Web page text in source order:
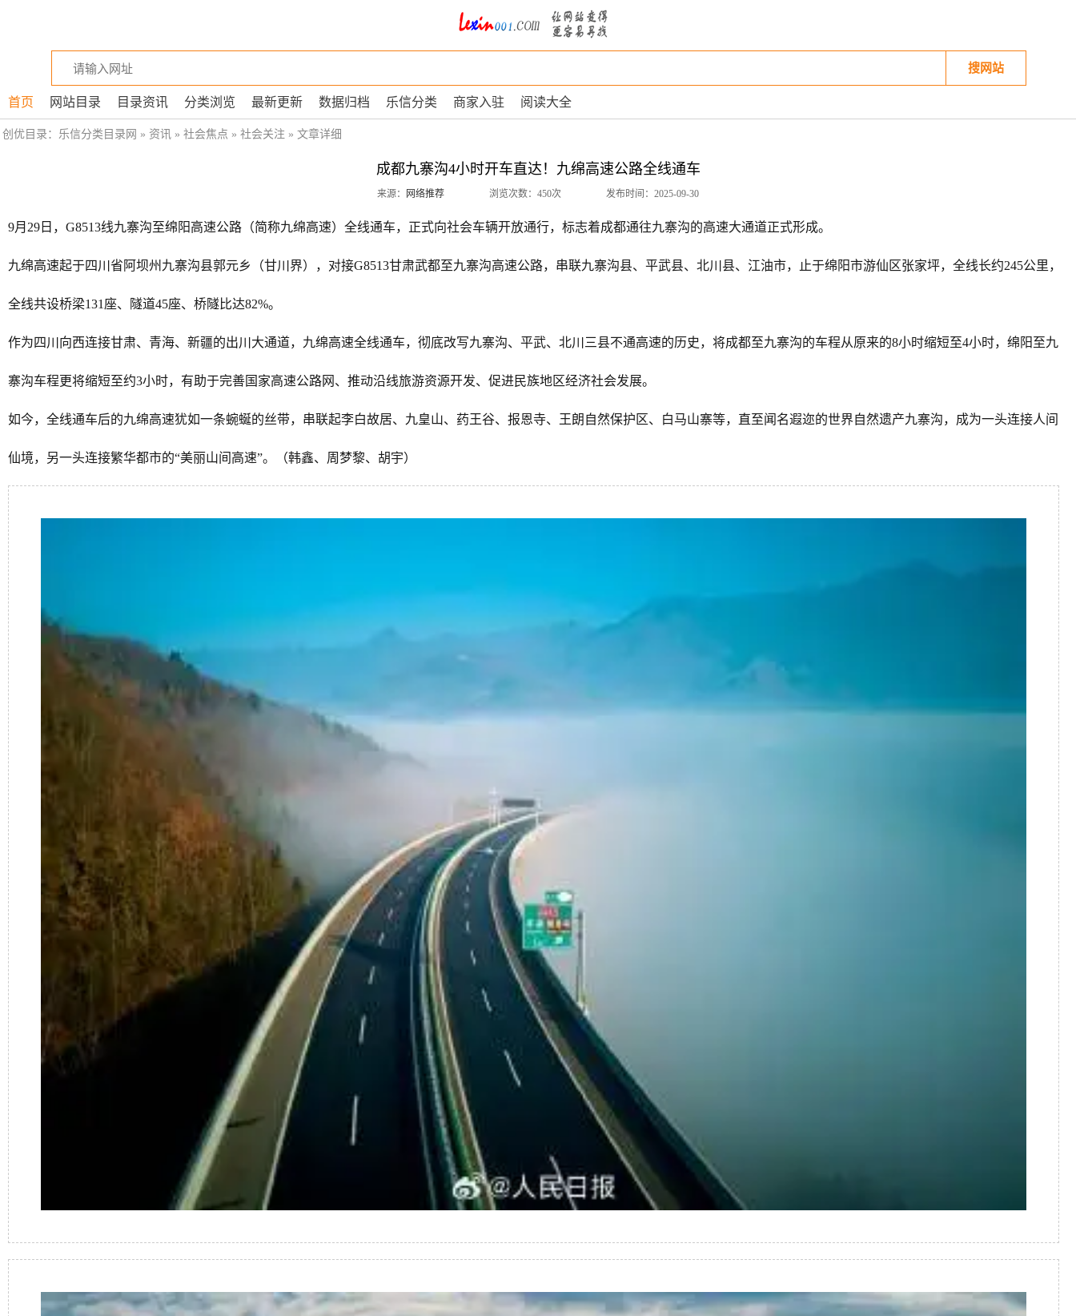
搜网站
首页 网站目录 目录资讯 分类浏览 最新更新 数据归档 乐信分类 商家入驻 阅读大全
创优目录： 乐信分类目录网 » 资讯 » 社会焦点 » 社会关注 » 文章详细
成都九寨沟4小时开车直达！九绵高速公路全线通车
来源： 网络推荐 浏览次数：450次 发布时间：2025-09-30
9月29日，G8513线九寨沟至绵阳高速公路（简称九绵高速）全线通车，正式向社会车辆开放通行，标志着成都通往九寨沟的高速大通道正式形成。
九绵高速起于四川省阿坝州九寨沟县郭元乡（甘川界），对接G8513甘肃武都至九寨沟高速公路，串联九寨沟县、平武县、北川县、江油市，止于绵阳市游仙区张家坪，全线长约245公里，
全线共设桥梁131座、隧道45座、桥隧比达82%。
作为四川向西连接甘肃、青海、新疆的出川大通道，九绵高速全线通车，彻底改写九寨沟、平武、北川三县不通高速的历史，将成都至九寨沟的车程从原来的8小时缩短至4小时，绵阳至九
寨沟车程更将缩短至约3小时，有助于完善国家高速公路网、推动沿线旅游资源开发、促进民族地区经济社会发展。
如今，全线通车后的九绵高速犹如一条蜿蜒的丝带，串联起李白故居、九皇山、药王谷、报恩寺、王朗自然保护区、白马山寨等，直至闻名遐迩的世界自然遗产九寨沟，成为一头连接人间
仙境，另一头连接繁华都市的“美丽山间高速”。（韩鑫、周梦黎、胡宇）